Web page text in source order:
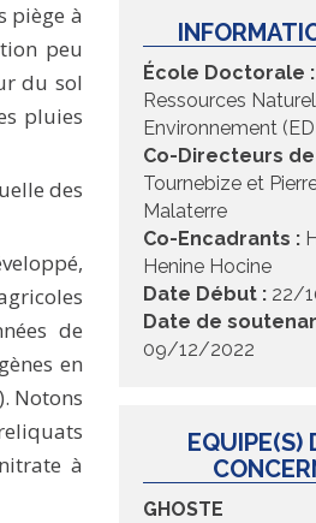
piège à
peu
du sol
pluies
des
de
en
Notons
à
École Doctorale :
Ressources
Environnement
Co-Directeurs
Tournebize et
Malaterre
Co-Encadrants :
Henine Hocine
Date Début : 22/
Date de
09/12/2022
EQUIPE(S)
GHOSTE